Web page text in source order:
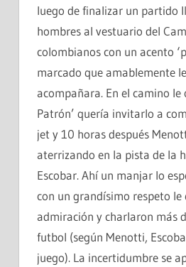
luego de finalizar un partido
hombres al vestuario del
colombianos con un acento
marcado que amablemente
acompañara. En el camino le
Patrón’ quería invitarlo a
jet y 10 horas después
aterrizando en la pista de la
Escobar. Ahí un manjar lo
con un grandísimo respeto le
admiración y charlaron más
futbol (según Menotti,
juego). La incertidumbre se